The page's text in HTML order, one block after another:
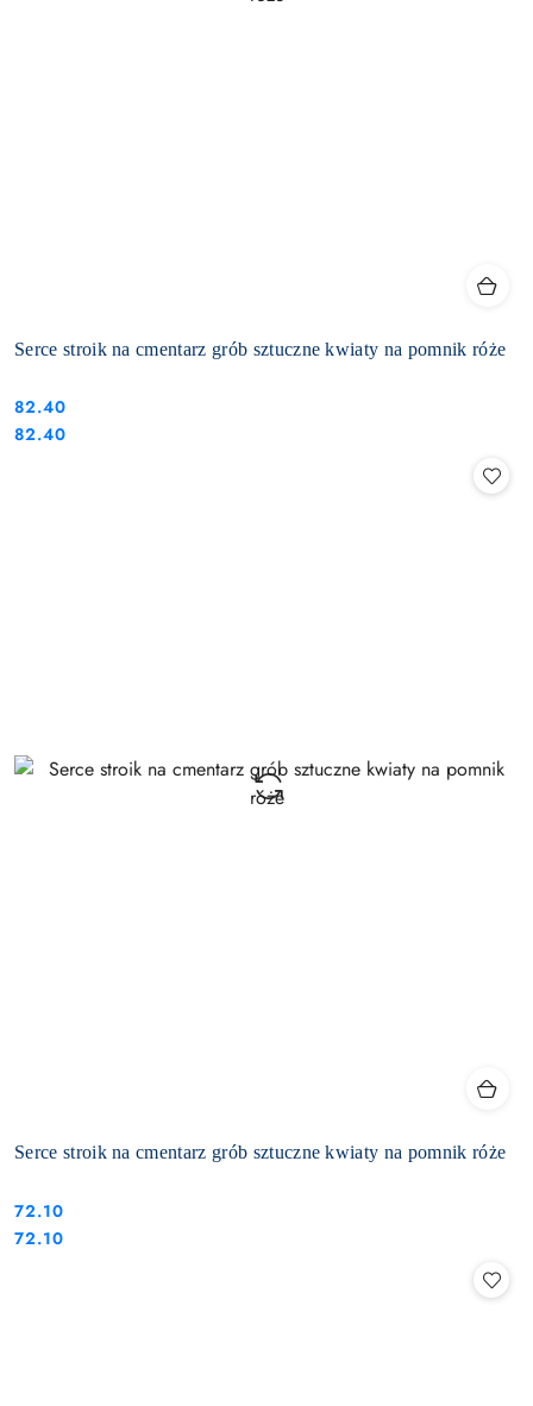
Serce stroik na cmentarz grób sztuczne kwiaty na pomnik róże
Cena:
82.40
Cena:
82.40
Serce stroik na cmentarz grób sztuczne kwiaty na pomnik róże
Cena:
72.10
Cena:
72.10